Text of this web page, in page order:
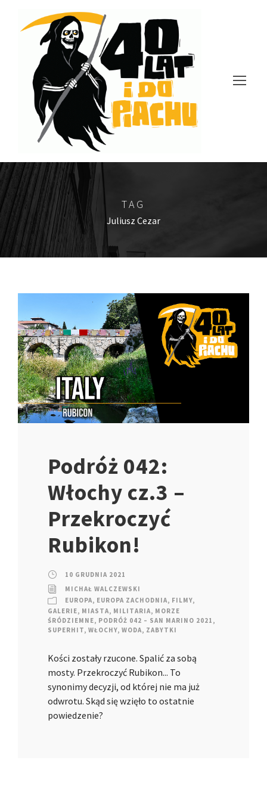
TAG
Juliusz Cezar
Podróż 042:
Włochy cz.3 –
Przekroczyć
Rubikon!
10 GRUDNIA 2021
MICHAŁ WALCZEWSKI
EUROPA, EUROPA ZACHODNIA, FILMY,
GALERIE, MIASTA, MILITARIA, MORZE
ŚRÓDZIEMNE, PODRÓŻ 042 – SAN MARINO 2021 ,
SUPERHIT, WŁOCHY, WODA, ZABYTKI
Kości zostały rzucone. Spalić za sobą
mosty. Przekroczyć Rubikon... To
synonimy decyzji, od której nie ma już
odwrotu. Skąd się wzięło to ostatnie
powiedzenie?